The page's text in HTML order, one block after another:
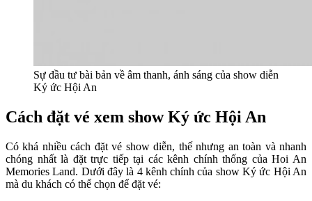
Sự đầu tư bài bản về âm thanh, ánh sáng của show diễn
Ký ức Hội An
Cách đặt vé xem show Ký ức Hội An
Có khá nhiều cách đặt vé show diễn, thế nhưng an toàn và nhanh
chóng nhất là đặt trực tiếp tại các kênh chính thống của Hoi An
Memories Land. Dưới đây là 4 kênh chính của show Ký ức Hội An
mà du khách có thể chọn để đặt vé: